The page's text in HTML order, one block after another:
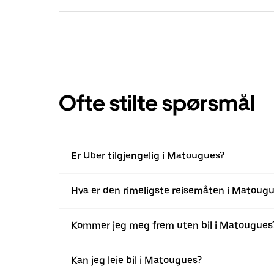
Ofte stilte spørsmål
Er Uber tilgjengelig i Matougues?
Hva er den rimeligste reisemåten i
Kommer jeg meg frem uten bil i
Kan jeg leie bil i Matougues?